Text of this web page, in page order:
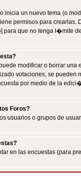
inicia un nuevo tema (o
permisos para
para que no tenga l�mite
modificar o borrar una
votaciones, se
por medio de la
Foros?
usuarios o grupos de
en las encuestas (para